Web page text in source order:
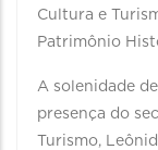
Cultura e
Patrimônio
A solenidade
presença do
Turismo,